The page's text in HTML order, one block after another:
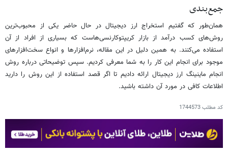
جمع‌بندی
همان‌طور که گفتیم استخراج ارز دیجیتال در حال حاضر یکی از محبوب‌ترین
روش‌های کسب درآمد از بازار کریپتوکارنسی‌هاست که بسیاری از افراد از آن
استفاده می‌کنند. به همین دلیل در این مقاله، نرم‌افزارها و انواع سخت‌افزارهای
موجود برای انجام این کار را به شما معرفی کردیم. سپس توضیحاتی درباره روش
انجام ماینینگ ارز دیجیتال ارائه دادیم تا اگر قصد استفاده از این روش را دارید
اطلاعات کافی در مورد آن داشته باشید.
کد مطلب1744573